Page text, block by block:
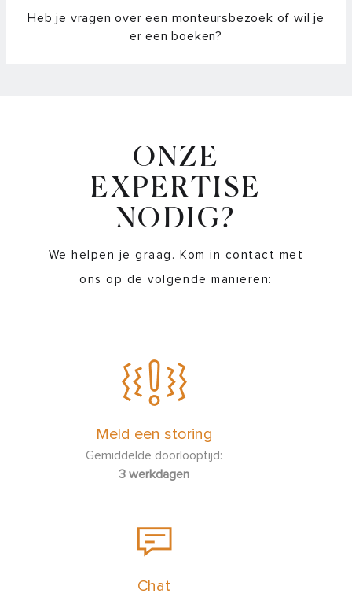
Heb je vragen over een monteursbezoek of wil je
er een boeken?
ONZE
EXPERTISE
NODIG?
We helpen je graag. Kom in contact met
ons op de volgende manieren:
Meld een storing
Gemiddelde doorlooptijd:
3 werkdagen
Chat